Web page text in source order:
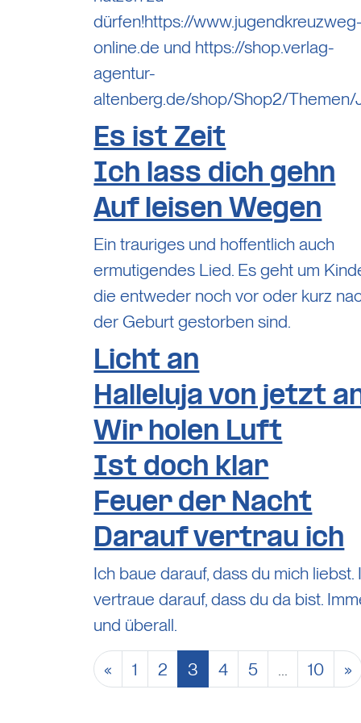
dürfen!https://www.jugendkreuzweg-
online.de und https://shop.verlag-
agentur-
altenberg.de/shop/Shop2/Themen/
Es ist Zeit
Ich lass dich gehn
Auf leisen Wegen
Ein trauriges und hoffentlich auch
ermutigendes Lied. Es geht um
die entweder noch vor oder kurz
der Geburt gestorben sind.
Licht an
Halleluja von jetzt
Wir holen Luft
Ist doch klar
Feuer der Nacht
Darauf vertrau ich
Ich baue darauf, dass du mich liebst.
vertraue darauf, dass du da bist.
und überall.
« 1 2 3 4 5 … 10 »